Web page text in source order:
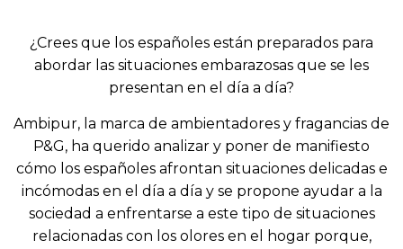
¿Crees que los españoles están preparados para
abordar las situaciones embarazosas que se les
presentan en el día a día?
Ambipur, la marca de ambientadores y fragancias de
P&G, ha querido analizar y poner de manifiesto
cómo los españoles afrontan situaciones delicadas e
incómodas en el día a día y se propone ayudar a la
sociedad a enfrentarse a este tipo de situaciones
relacionadas con los olores en el hogar porque,